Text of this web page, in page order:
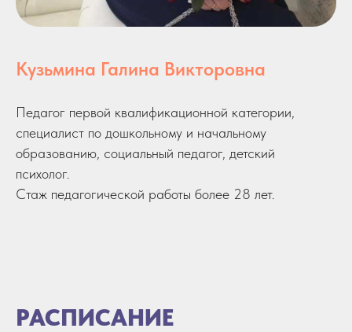
Кузьмина Галина Викторовна
Педагог первой квалификационной категории,
специалист по дошкольному и начальному
образованию, социальный педагог, детский
психолог.
Стаж педагогической работы более 28 лет.
РАСПИСАНИЕ